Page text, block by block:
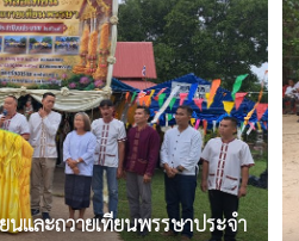
นและถวายเทียนพรรษาประจำ